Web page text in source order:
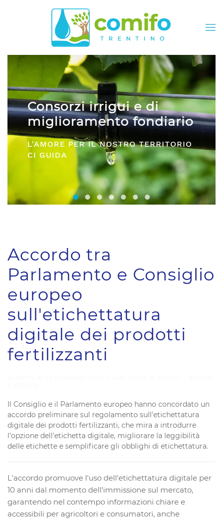
Skip to main content
Comifo Trentino
DA OLTRE 40 ANNI,
E SERVIZI PER TUTTI I CONSORZI
Consorzi irrigui e di miglioramento
Comifo Trentino
Consorzi Irrigui e di
La Federazione dei Consorzi
Consorzi Irrigui e di
Consorzi irrigui e di
Consorzi Irrigui e
Accordo tra
Parlamento e Consiglio
europeo
sull'etichettatura
digitale dei prodotti
fertilizzanti
Il Consiglio e il Parlamento europeo hanno concordato un
accordo preliminare sul regolamento sull'etichettatura
digitale dei prodotti fertilizzanti, che mira a introdurre
l'opzione dell'etichetta digitale, migliorare la leggibilità
delle etichette e semplificare gli obblighi di etichettatura.
L'accordo promuove l'uso dell'etichettatura digitale per
10 anni dal momento dell'immissione sul mercato,
garantendo nel contempo informazioni chiare e
accessibili per agricoltori e consumatori, anche